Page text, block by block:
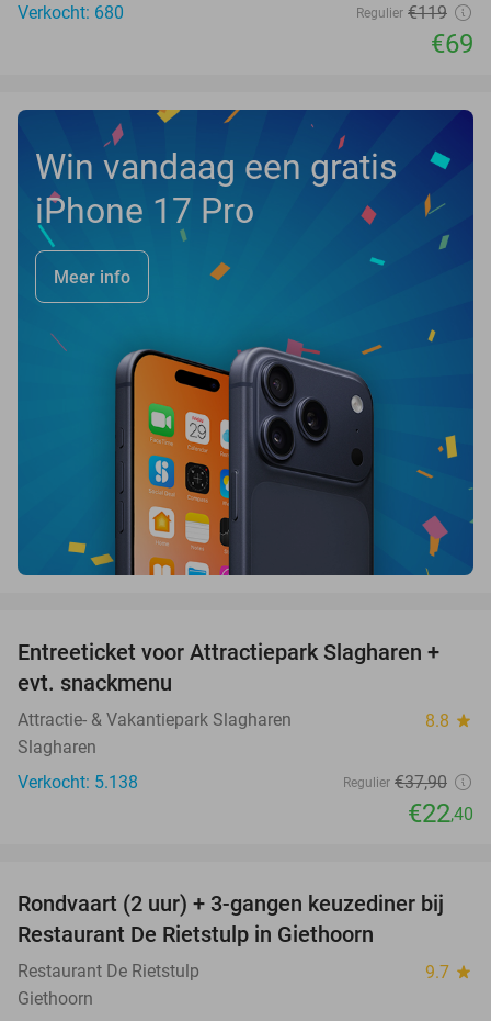
Verkocht: 680
Regulier €119
€69
Win vandaag een gratis
iPhone 17 Pro
Meer info
41%
Entreeticket voor Attractiepark Slagharen +
evt. snackmenu
Attractie- & Vakantiepark Slagharen 8.8 star
Slagharen
Verkocht: 5.138
Regulier €37,90
€22,40
41%
Rondvaart (2 uur) + 3-gangen keuzediner bij
Restaurant De Rietstulp in Giethoorn
Restaurant De Rietstulp 9.7 star
Giethoorn